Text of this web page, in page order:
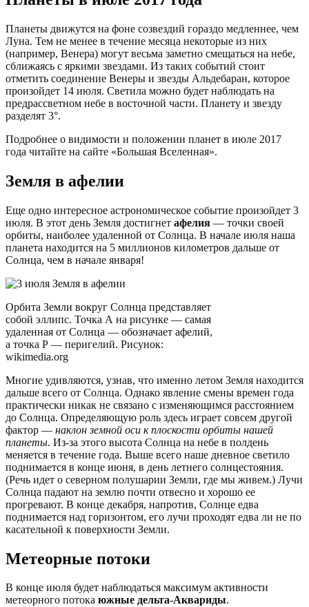
Планеты движутся на фоне созвездий гораздо медленнее, чем
Луна. Тем не менее в течение месяца некоторые из них
(например, Венера) могут весьма заметно смещаться на небе,
сближаясь с яркими звездами. Из таких событий стоит
отметить соединение Венеры и звезды Альдебаран, которое
произойдет 14 июля. Светила можно будет наблюдать на
предрассветном небе в восточной части. Планету и звезду
разделят 3°.
Подробнее о видимости и положении планет в июле 2017
года читайте на сайте «Большая Вселенная».
Земля в афелии
Еще одно интересное астрономическое событие произойдет 3
июля. В этот день Земля достигнет афелия — точки своей
орбиты, наиболее удаленной от Солнца. В начале июля наша
планета находится на 5 миллионов километров дальше от
Солнца, чем в начале января!
Орбита Земли вокруг Солнца представляет
собой эллипс. Точка А на рисунке — самая
удаленная от Солнца — обозначает афелий,
а точка Р — перигелий. Рисунок:
wikimedia.org
Многие удивляются, узнав, что именно летом Земля находится
дальше всего от Солнца. Однако явление смены времен года
практически никак не связано с изменяющимся расстоянием
до Солнца. Определяющую роль здесь играет совсем другой
фактор — наклон земной оси к плоскости орбиты нашей
планеты. Из-за этого высота Солнца на небе в полдень
меняется в течение года. Выше всего наше дневное светило
поднимается в конце июня, в день летнего солнцестояния.
(Речь идет о северном полушарии Земли, где мы живем.) Лучи
Солнца падают на землю почти отвесно и хорошо ее
прогревают. В конце декабря, напротив, Солнце едва
поднимается над горизонтом, его лучи проходят едва ли не по
касательной к поверхности Земли.
Метеорные потоки
В конце июля будет наблюдаться максимум активности
метеорного потока южные дельта-Аквариды.